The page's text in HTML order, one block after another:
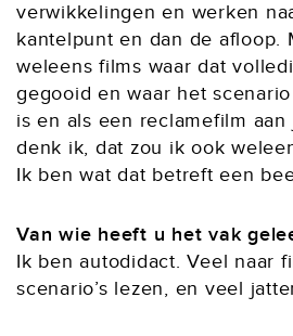
verwikkelingen en werken
kantelpunt en dan de afloop.
weleens films waar dat
gegooid en waar het
is en als een reclamefilm
denk ik, dat zou ik ook
Ik ben wat dat betreft een
Van wie heeft u het vak
Ik ben autodidact. Veel naar
scenario’s lezen, en veel